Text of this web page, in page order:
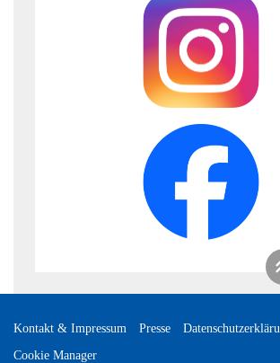
Kontakt & Impressum Presse
Cookie Manager